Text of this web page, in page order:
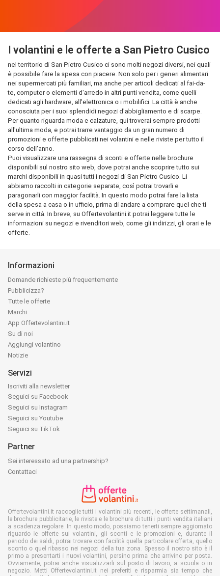
I volantini e le offerte a San Pietro Cusico
nel territorio di San Pietro Cusico ci sono molti negozi diversi, nei quali
è possibile fare la spesa con piacere. Non solo per i generi alimentari
nei supermercati più familiari, ma anche per articoli dedicati al fai-da-
te, computer o elementi d'arredo in altri punti vendita, come quelli
dedicati agli hardware, all'elettronica o i mobilifici. La città è anche
conosciuta per i suoi splendidi negozi d'abbigliamento e di scarpe.
Per quanto riguarda moda e calzature, qui troverai sempre prodotti
all'ultima moda, e potrai trarre vantaggio da un gran numero di
promozioni e offerte pubblicati nei volantini e nelle riviste per tutto il
corso dell'anno.
Puoi visualizzare una rassegna di sconti e offerte nelle brochure
disponibili sul nostro sito web, dove potrai anche scoprire tutto sui
marchi disponibili in quasi tutti i negozi di San Pietro Cusico. Li
abbiamo raccolti in categorie separate, così potrai trovarli e
paragonarli con maggior facilità. In questo modo potrai fare la lista
della spesa a casa o in ufficio, prima di andare a comprare quel che ti
serve in città. In breve, su Offertevolantini.it potrai leggere tutte le
informazioni su negozi e rivenditori web, come gli indirizzi, gli orari e le
offerte.
Informazioni
Domande richieste più frequentemente
Pubblicizza?
Tutte le offerte
Marchi
App Offertevolantini.it
Su di noi
Aggiungi volantino
Notizie
Servizi
Iscriviti alla newsletter
Seguici su Facebook
Seguici su Instagram
Seguici su Youtube
Seguici su TikTok
Partner
Sei interessato ad una partnership?
Contattaci
Offertevolantini.it raccoglie tutti i volantini più recenti, le offerte settimanali,
le brochure pubblicitarie, le riviste e le brochure di tutti i punti vendita italiani
a scadenza regolare. In questo modo, possiamo tenerti sempre aggiornato
riguardo le offerte sui volantini, gli sconti e le promozioni e, durante il
periodo dei saldi, potrai trovare con facilità quella particolare offerta, quello
sconto o quel ribasso nei negozi della tua zona. Spesso il nostro sito è il
primo a presentarti i nuovi volantini, persino prima che arrivino per posta.
Ovviamente, potrai anche visualizzarli sul posto di lavoro, a scuola o in
negozio. Metti Offertevolantini.it nei preferiti e risparmia sia tempo che